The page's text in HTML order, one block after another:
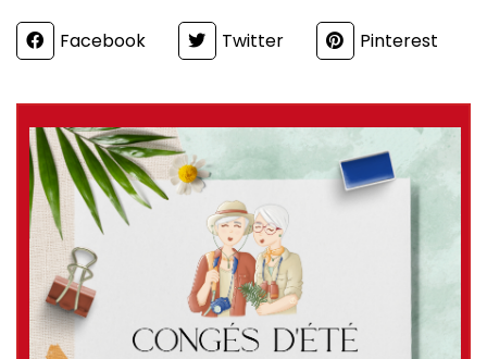
PartagerFacebook Twitter Pinterest